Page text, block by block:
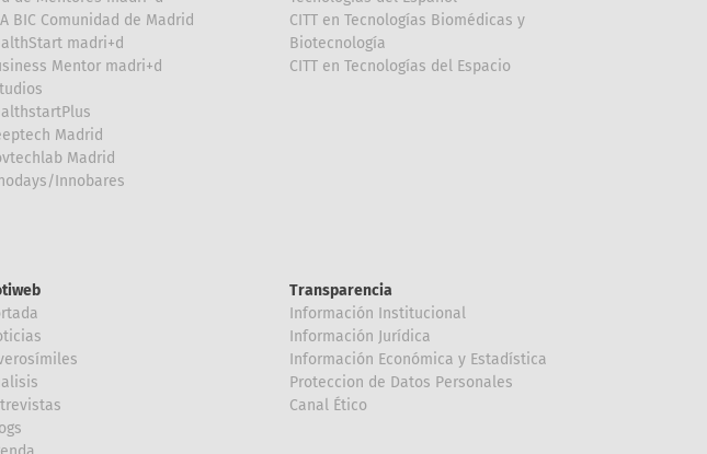
BIC Comunidad de Madrid
madri+d
Mentor madri+d
Madrid
Madrid
Innobares
CITT en Tecnologías Biomédicas y
Biotecnología
CITT en Tecnologías del Espacio
Transparencia
Información Institucional
Información Jurídica
Información Económica y Estadística
Proteccion de Datos Personales
Canal Ético